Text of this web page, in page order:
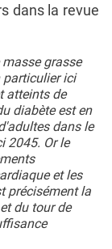
dans la revue
grasse
particulier ici
atteints de
diabète est en
dans le
2045. Or le
et les
précisément la
du tour de